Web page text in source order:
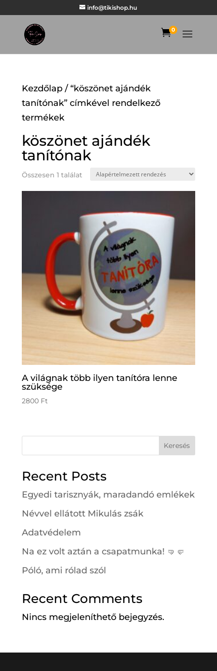
info@tikishop.hu
0
Kezdőlap/ “köszönet ajándék
tanítónak” címkével rendelkező
termékek
köszönet ajándék
tanítónak
Összesen 1 találat
A világnak több ilyen tanítóra lenne
szüksége
2800 Ft
Keresés
Recent Posts
Egyedi tarisznyák, maradandó emlékek
Névvel ellátott Mikulás zsák
Adatvédelem
Na ez volt aztán a csapatmunka! 🤜🤛
Póló, ami rólad szól
Recent Comments
Nincs megjeleníthető bejegyzés.